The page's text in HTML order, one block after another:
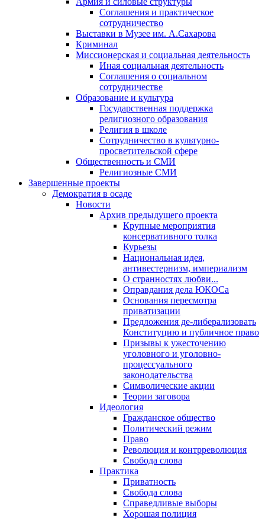
Соглашения и практическое
сотрудничество
Выставки в Музее им. А.Сахарова
Криминал
Миссионерская и социальная деятельность
Иная социальная деятельность
Соглашения о социальном
сотрудничестве
Образование и культура
Государственная поддержка
религиозного образования
Религия в школе
Сотрудничество в культурно-
просветительской сфере
Общественность и СМИ
Религиозные СМИ
Завершенные проекты
Демократия в осаде
Новости
Архив предыдущего проекта
Крупные мероприятия
консервативного толка
Курьезы
Национальная идея,
антивестернизм, империализм
О странностях любви...
Оправдания дела ЮКОСа
Основания пересмотра
приватизации
Предложения де-либерализовать
Конституцию и публичное право
Призывы к ужесточению
уголовного и уголовно-
процессуального
законодательства
Символические акции
Теории заговора
Идеология
Гражданское общество
Политический режим
Право
Революция и контрреволюция
Свобода слова
Практика
Приватность
Свобода слова
Справедливые выборы
Хорошая полиция